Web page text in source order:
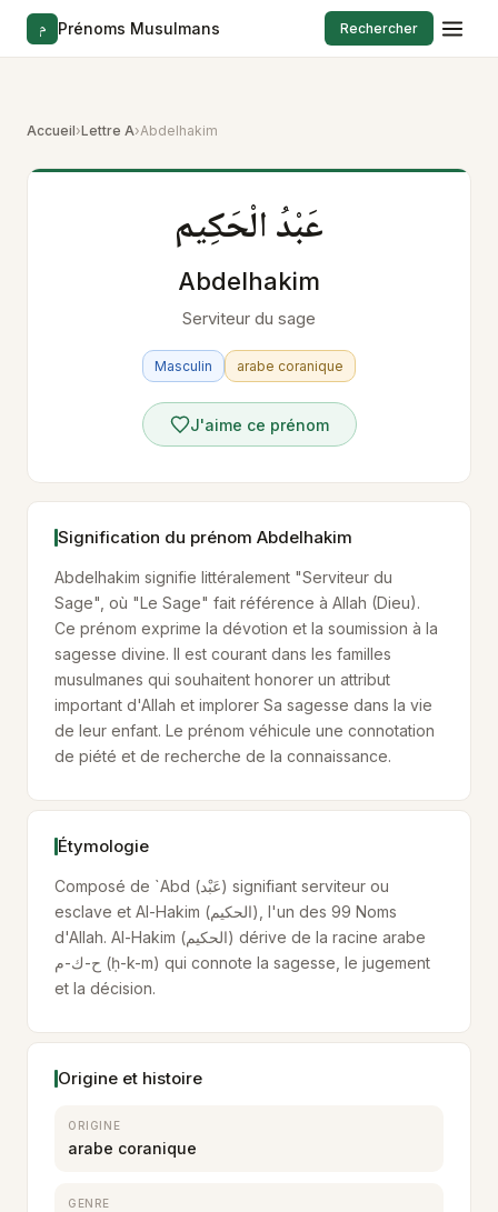
م Prénoms Musulmans Rechercher
Accueil›Lettre A›Abdelhakim
عَبْدُ الْحَكِيم
Abdelhakim
Serviteur du sage
Masculin arabe coranique
J'aime ce prénom
Signification du prénom Abdelhakim
Abdelhakim signifie littéralement "Serviteur du
Sage", où "Le Sage" fait référence à Allah (Dieu).
Ce prénom exprime la dévotion et la soumission à la
sagesse divine. Il est courant dans les familles
musulmanes qui souhaitent honorer un attribut
important d'Allah et implorer Sa sagesse dans la vie
de leur enfant. Le prénom véhicule une connotation
de piété et de recherche de la connaissance.
Étymologie
Composé de `Abd (عَبْد) signifiant serviteur ou
esclave et Al-Hakim (الحكيم), l'un des 99 Noms
d'Allah. Al-Hakim (الحكيم) dérive de la racine arabe
ح-ك-م (ḥ-k-m) qui connote la sagesse, le jugement
et la décision.
Origine et histoire
ORIGINE
arabe coranique
GENRE